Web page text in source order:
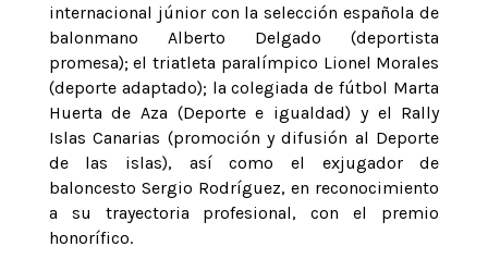
internacional júnior con la selección española de
balonmano Alberto Delgado (deportista
promesa); el triatleta paralímpico Lionel Morales
(deporte adaptado); la colegiada de fútbol Marta
Huerta de Aza (Deporte e igualdad) y el Rally
Islas Canarias (promoción y difusión al Deporte
de las islas), así como el exjugador de
baloncesto Sergio Rodríguez, en reconocimiento
a su trayectoria profesional, con el premio
honorífico.